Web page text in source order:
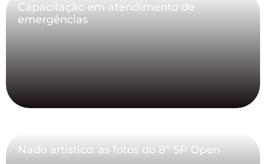
Capacitação em atendimento de
emergências
Nado artístico: as fotos do 8º SP Open